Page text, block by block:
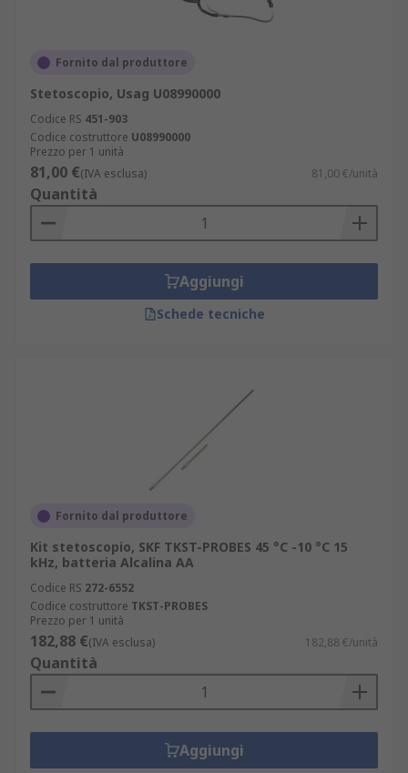
Fornito dal produttore
Stetoscopio, Usag U08990000
Codice RS 451-903
Codice costruttore U08990000
Prezzo per 1 unità
81,00 €(IVA esclusa) 81,00 €/unità
Quantità
Aggiungi
Schede tecniche
Fornito dal produttore
Kit stetoscopio, SKF TKST-PROBES 45 °C -10 °C 15
kHz, batteria Alcalina AA
Codice RS 272-6552
Codice costruttore TKST-PROBES
Prezzo per 1 unità
182,88 €(IVA esclusa) 182,88 €/unità
Quantità
Aggiungi